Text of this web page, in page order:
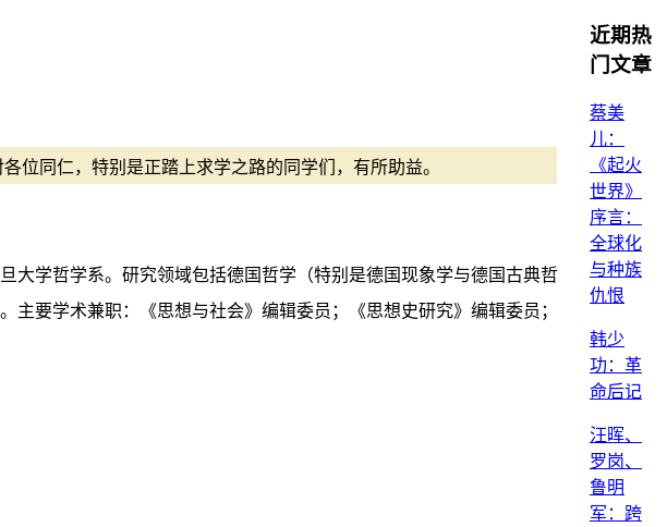
位同仁，特别是正踏上求学之路的同学们，有所助益。
大学哲学系。研究领域包括德国哲学（特别是德国现象学与德国古典哲
要学术兼职：《思想与社会》编辑委员；《思想史研究》编辑委员；
近期热
门文章
蔡美
儿：
《起火
世界》
序言：
全球化
与种族
仇恨
韩少
功：革
命后记
汪晖、
罗岗、
鲁明
军：跨